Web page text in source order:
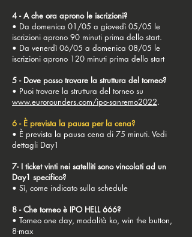
4 - A che ora aprono le iscrizioni?
• Da domenica 01/05 a giovedì 05/05 le
iscrizioni aprono 90 minuti prima dello start.
• Da venerdì 06/05 a domenica 08/05 le
iscrizioni aprono 120 minuti prima dello start
5 - Dove posso trovare la struttura del torneo?
• Puoi trovare la struttura del torneo su
www.eurorounders.com/ipo-sanremo2022.
6 - È prevista la pausa per la cena?
• È prevista la pausa cena di 75 minuti. Vedi
dettagli Day1
7- I ticket vinti nei satelliti sono vincolati ad un
Day1 specifico?
• Sì, come indicato sulla schedule
8 - Che torneo è IPO HELL 666?
• Torneo one day, modalità ko, win the button,
8-max